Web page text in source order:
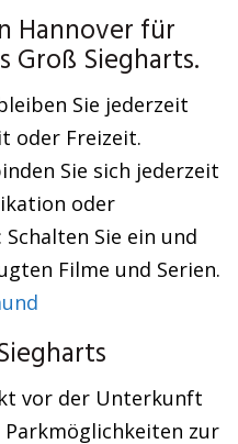
Hannover für
Groß Siegharts.
Sie jederzeit
oder Freizeit.
Sie sich jederzeit
oder
Sie ein und
Filme und Serien.
vor der Unterkunft
zur